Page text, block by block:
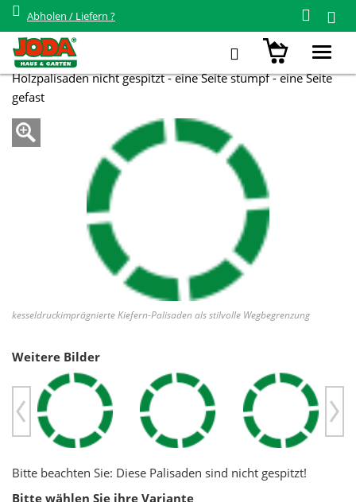
Abholen / Liefern ?
14 x 125 cm Palisade Kiefer KDI
Holzpalisaden nicht gespitzt - eine Seite stumpf - eine Seite
gefast
kesseldruckimprägnierte Kiefern-Palisaden als stilvolle Wegbegrenzung
Weitere Bilder
Previous
Bitte beachten Sie: Diese Palisaden sind nicht gespitzt!
Bitte wählen Sie ihre Variante